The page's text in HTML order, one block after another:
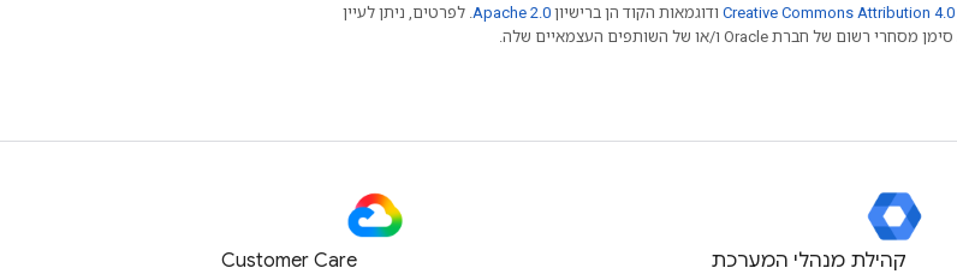
Creative Commons Attribution 4.0 ודוגמאות הקוד הן ברישיון Apache 2.0. לפרטים, ניתן לעיין
קהילת מנהלי המערכת Customer Care